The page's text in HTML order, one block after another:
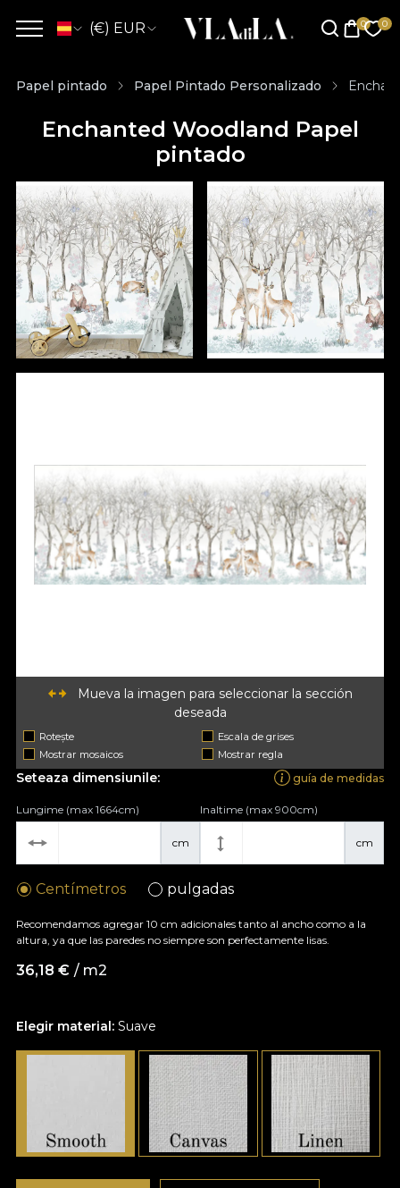
(€) EUR
Papel pintado Papel Pintado Personalizado
Enchanted Woodland Papel
pintado
Mueva la imagen para seleccionar la sección
deseada
Rotește
Escala de grises
Mostrar mosaicos
Mostrar regla
Elegir material: Suave
Seteaza dimensiunile: guía de medidas
cm
Lungime (max 1664cm)
cm
Inaltime (max 900cm)
Centímetros pulgadas
Recomendamos agregar 10 cm adicionales tanto al ancho como a la
altura, ya que las paredes no siempre son perfectamente lisas.
36,18 € / m2